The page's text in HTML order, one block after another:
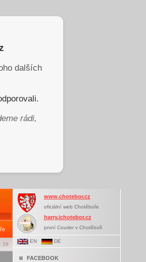
dalších
rádi,
26
www.chotebor.cz
oficiální web Chotěboře
harry.ichotebor.cz
první Courier v Chotěboři
EN DE
FACEBOOK